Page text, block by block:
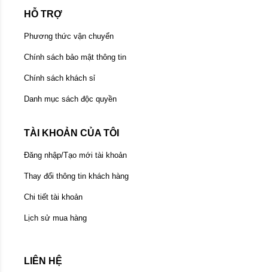
HỖ TRỢ
Phương thức vận chuyển
Chính sách bảo mật thông tin
Chính sách khách sỉ
Danh mục sách độc quyền
TÀI KHOẢN CỦA TÔI
Đăng nhập/Tạo mới tài khoản
Thay đổi thông tin khách hàng
Chi tiết tài khoản
Lịch sử mua hàng
LIÊN HỆ